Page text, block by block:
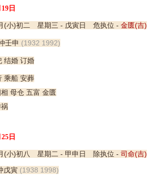
日
(小)初二 星期三 - 戊寅日 危执位 - 金匮(吉)
壬申 (1932 1992)
结婚 订婚
乘船 安葬
母仓 五富 金匮
日
(小)初八 星期二 - 甲申日 除执位 - 司命(吉)
戊寅 (1938 1998)